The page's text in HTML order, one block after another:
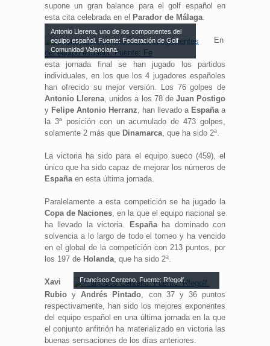
supone un gran balance para el golf español en
esta cita celebrada en el Parador de Málaga.
Antonio Llerena, uno de los componentes del
equipo español. Fuente: Federación de Golf
Comunidad Valenciana.
En
esta jornada final se han jugado los partidos
individuales, en los que los 4 jugadores españoles
han ofrecido su mejor versión. Los 76 golpes de
Antonio Llerena, unidos a los 78 de Juan Postigo
y Felipe Antonio Herranz, han llevado a Españaa
la 3ª posición con un acumulado de 473 golpes,
solamente 2 más que Dinamarca, que ha sido 2ª.
La victoria ha sido para el equipo sueco (459), el
único que ha sido capaz de mejorar los números de
Españaen esta última jornada.
Paralelamente a esta competición se ha jugado la
Copa de Naciones, en la que el equipo nacional se
ha llevado la victoria.
España ha dominado con
solvencia a lo largo de todo el torneo y ha vencido
en el global de la competición con 213 puntos, por
los 197 de Holanda, que ha sido 2ª.
Francisco Centeno. Fuente: Rfegolf.
Xavi
Rubio yAndrés Pintado, con 37 y 36 puntos
respectivamente, han sido los mejores exponentes
del equipo español en una última jornada en la que
el conjunto anfitrión ha materializado en victoria las
buenas sensaciones de los días anteriores.